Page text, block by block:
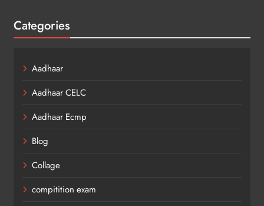
Categories
Aadhaar
Aadhaar CELC
Aadhaar Ecmp
Blog
Collage
compitition exam